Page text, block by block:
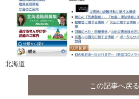
北海道
この記事へ戻る